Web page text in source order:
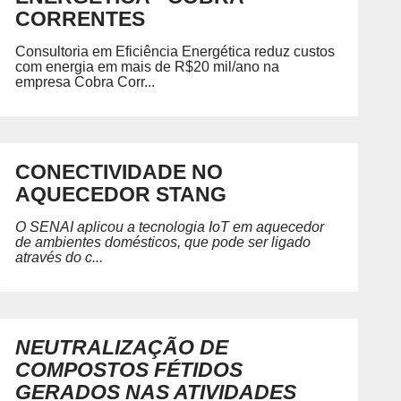
habilitando você para
SENAI PORTAL DO ALUNO
Portal do Aluno
Petróleo, Gás e Energia
Química e Meio Ambiente
REGIMENTO
Acesse o regimento do SENAI/RS.
CORRENTES
Consultoria em Eficiência Energética reduz custos
com energia em mais de R$20 mil/ano na
empresa Cobra Corr...
CONECTIVIDADE NO
AQUECEDOR STANG
O SENAI aplicou a tecnologia IoT em aquecedor
de ambientes domésticos, que pode ser ligado
através do c...
NEUTRALIZAÇÃO DE
COMPOSTOS FÉTIDOS
GERADOS NAS ATIVIDADES